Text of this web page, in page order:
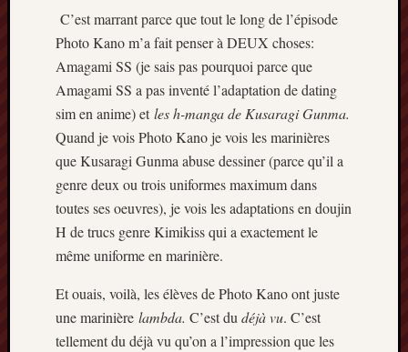
C’est marrant parce que tout le long de l’épisode
Photo Kano m’a fait penser à DEUX choses:
Amagami SS (je sais pas pourquoi parce que
Amagami SS a pas inventé l’adaptation de dating
sim en anime) et les h-manga de Kusaragi Gunma.
Quand je vois Photo Kano je vois les marinières
que Kusaragi Gunma abuse dessiner (parce qu’il a
genre deux ou trois uniformes maximum dans
toutes ses oeuvres), je vois les adaptations en doujin
H de trucs genre Kimikiss qui a exactement le
même uniforme en marinière.
Et ouais, voilà, les élèves de Photo Kano ont juste
une marinière lambda. C’est du déjà vu. C’est
tellement du déjà vu qu’on a l’impression que les